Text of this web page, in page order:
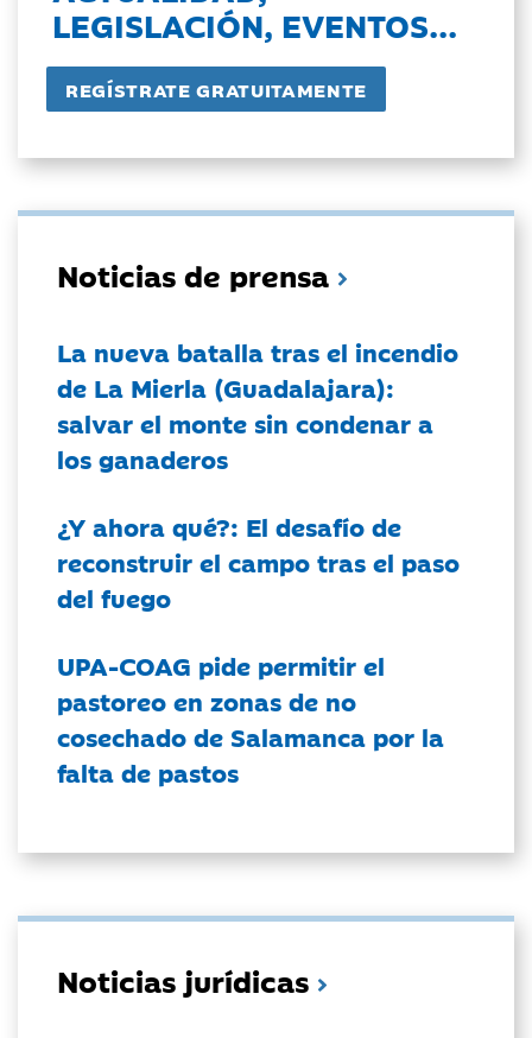
LEGISLACIÓN, EVENTOS...
Noticias de prensa
La nueva batalla tras el incendio
de La Mierla (Guadalajara):
salvar el monte sin condenar a
los ganaderos
¿Y ahora qué?: El desafío de
reconstruir el campo tras el paso
del fuego
UPA-COAG pide permitir el
pastoreo en zonas de no
cosechado de Salamanca por la
falta de pastos
Noticias jurídicas